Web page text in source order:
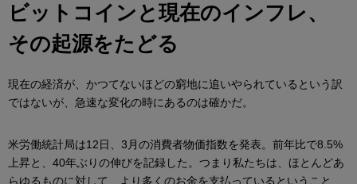
ビットコインと現在のインフレ、
その起源をたどる
現在の経済が、かつてないほどの窮地に追いやられているという訳
ではないが、急速な変化の時にあるのは確かだ。
米労働統計局は12日、3月の消費者物価指数を発表。前年比で8.5%
上昇と、40年ぶりの伸びを記録した。つまり私たちは、ほとんどあ
らゆるものに対して、より多くのお金を支払っているということ